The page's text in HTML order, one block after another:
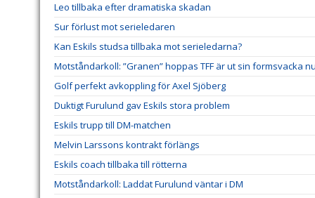
Leo tillbaka efter dramatiska skadan
Sur förlust mot serieledaren
Kan Eskils studsa tillbaka mot serieledarna?
Motståndarkoll: ”Granen” hoppas TFF är ut sin formsvacka
Golf perfekt avkoppling för Axel Sjöberg
Duktigt Furulund gav Eskils stora problem
Eskils trupp till DM-matchen
Melvin Larssons kontrakt förlängs
Eskils coach tillbaka till rötterna
Motståndarkoll: Laddat Furulund väntar i DM